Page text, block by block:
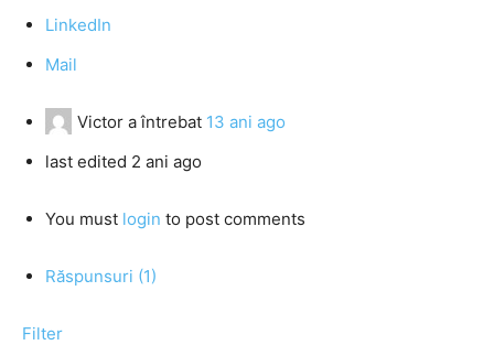
LinkedIn
Mail
Victor a întrebat 13 ani ago
last edited 2 ani ago
You must login to post comments
Răspunsuri (1)
Filter